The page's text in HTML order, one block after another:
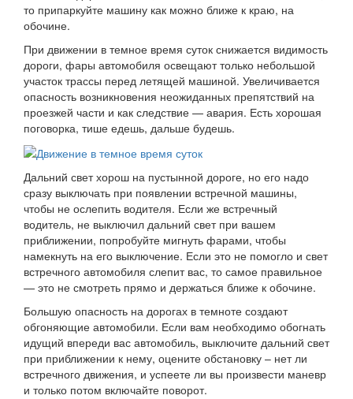
то припаркуйте машину как можно ближе к краю, на
обочине.
При движении в темное время суток снижается видимость
дороги, фары автомобиля освещают только небольшой
участок трассы перед летящей машиной. Увеличивается
опасность возникновения неожиданных препятствий на
проезжей части и как следствие — авария. Есть хорошая
поговорка, тише едешь, дальше будешь.
Дальний свет хорош на пустынной дороге, но его надо
сразу выключать при появлении встречной машины,
чтобы не ослепить водителя. Если же встречный
водитель, не выключил дальний свет при вашем
приближении, попробуйте мигнуть фарами, чтобы
намекнуть на его выключение. Если это не помогло и свет
встречного автомобиля слепит вас, то самое правильное
— это не смотреть прямо и держаться ближе к обочине.
Большую опасность на дорогах в темноте создают
обгоняющие автомобили. Если вам необходимо обогнать
идущий впереди вас автомобиль, выключите дальний свет
при приближении к нему, оцените обстановку – нет ли
встречного движения, и успеете ли вы произвести маневр
и только потом включайте поворот.